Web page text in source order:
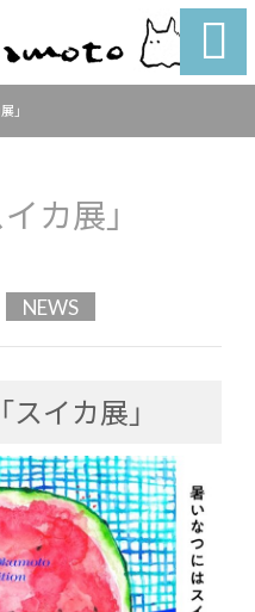

」
カ展」
NEWS
イカ展」